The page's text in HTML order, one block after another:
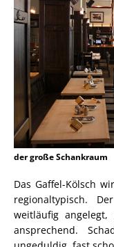
der große Schankraum
Das Gaffel-Kölsch
regionaltypisch.
weitläufig
ansprechend.